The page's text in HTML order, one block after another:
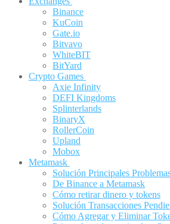
Binance
KuCoin
Gate.io
Bitvavo
WhiteBIT
BitYard
Crypto Games
Axie Infinity
DEFI Kingdoms
Splinterlands
BinaryX
RollerCoin
Upland
Mobox
Metamask
Solución Principales
De Binance a Metamask
Cómo retirar dinero y tokens
Solución Transacciones
Cómo Agregar y Eliminar